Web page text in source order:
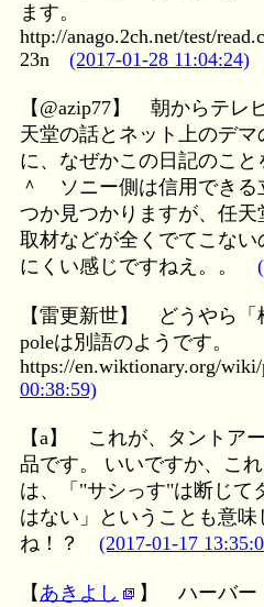
ます。
http://anago.2ch.net/test/
23n
(2017-01-28 11:04:24)
【@azip77】 朝からテレ
天堂の話とネット上のデ
に、なぜかこの日記のこと
＾ ソニー側は信用できる
つか見つかりますが、任
取材などが全くでてこな
にくい感じですねえ。。
【雷更新世】 どうやら「
poleは別語のようです。
https://en.wiktionary.org/
00:38:59)
【a】 これが、タントア
品です。 いいですか、こ
は、「"サシっす"は断じて
はない」ということも意味
ね！？
(2017-01-17
【 あきよし 】 ハーバー